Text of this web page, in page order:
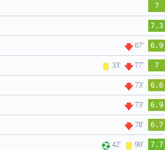
7
7.3
67' 6.9
33' 77' 7
73' 6.6
73' 6.9
78' 6.7
42' 90' 7.7